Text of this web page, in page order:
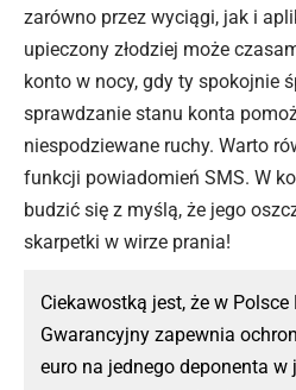
zarówno przez wyciągi, jak i
upieczony złodziej może
konto w nocy, gdy ty spokojnie
sprawdzanie stanu konta
niespodziewane ruchy. Warto
funkcji powiadomień SMS. W
budzić się z myślą, że jego
skarpetki w wirze prania!
Ciekawostką jest, że w
Gwarancyjny zapewnia
euro na jednego deponenta